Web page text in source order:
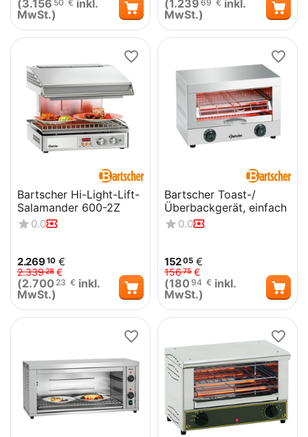
(3.156 50 € inkl.
MwSt.)
(1.239 69 € inkl.
MwSt.)
Bartscher Hi-Light-Lift-
Salamander 600-2Z
0.0
2.26910 €
2.33928 €
(2.700 23 € inkl.
MwSt.)
Bartscher Toast-/
Überbackgerät, einfach
0.0
15205 €
15675 €
(180 94 € inkl.
MwSt.)